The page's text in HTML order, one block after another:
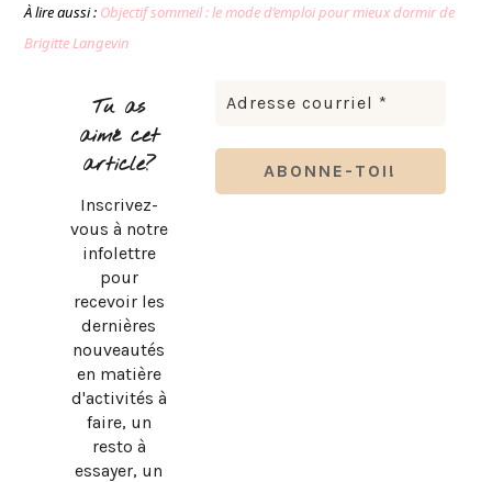
À lire aussi : Objectif sommeil : le mode d’emploi pour mieux dormir de
Brigitte Langevin
Tu as
aimé cet
article?
Inscrivez-
vous à notre
infolettre
pour
recevoir les
dernières
nouveautés
en matière
d'activités à
faire, un
resto à
essayer, un